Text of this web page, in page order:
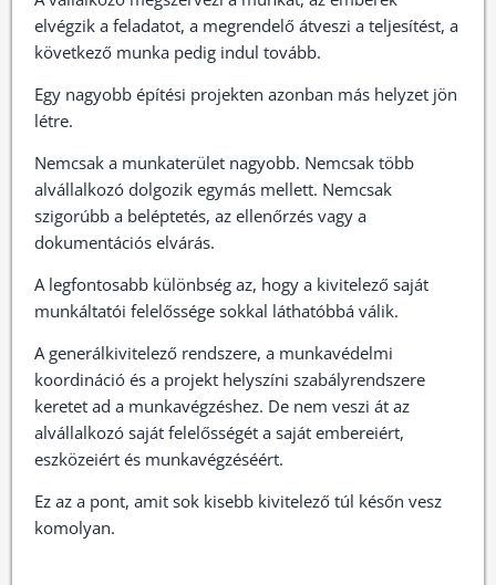
elvégzik a feladatot, a megrendelő átveszi a teljesítést, a
következő munka pedig indul tovább.
Egy nagyobb építési projekten azonban más helyzet jön
létre.
Nemcsak a munkaterület nagyobb. Nemcsak több
alvállalkozó dolgozik egymás mellett. Nemcsak
szigorúbb a beléptetés, az ellenőrzés vagy a
dokumentációs elvárás.
A legfontosabb különbség az, hogy a kivitelező saját
munkáltatói felelőssége sokkal láthatóbbá válik.
A generálkivitelező rendszere, a munkavédelmi
koordináció és a projekt helyszíni szabályrendszere
keretet ad a munkavégzéshez. De nem veszi át az
alvállalkozó saját felelősségét a saját embereiért,
eszközeiért és munkavégzéséért.
Ez az a pont, amit sok kisebb kivitelező túl későn vesz
komolyan.